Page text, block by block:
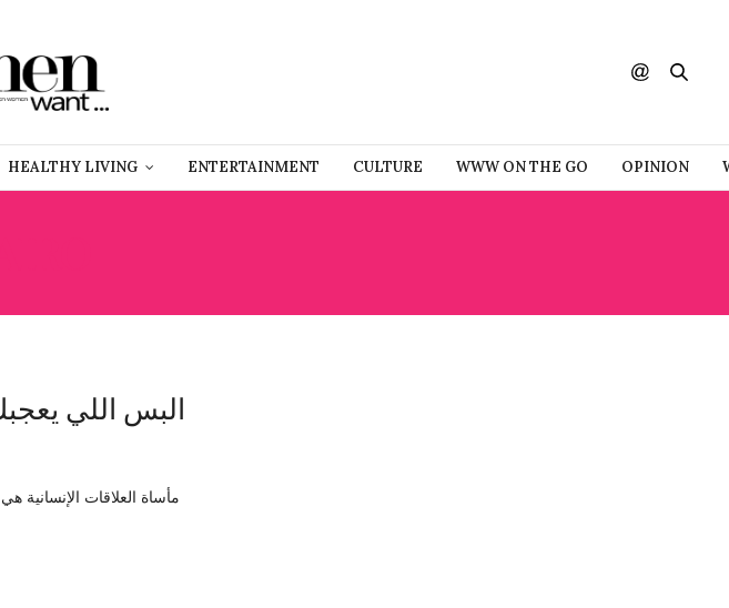
HEALTHY LIVING ENTERTAINMENT CULTURE WWW ON THE GO OPINION
البس اللي
مأساة العلاقات الإنسانية